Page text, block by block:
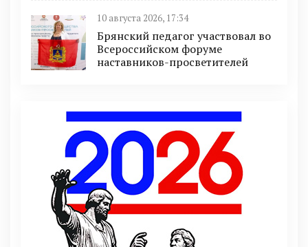
10 августа 2026, 17:34
Брянский педагог участвовал во
Всероссийском форуме
наставников-просветителей